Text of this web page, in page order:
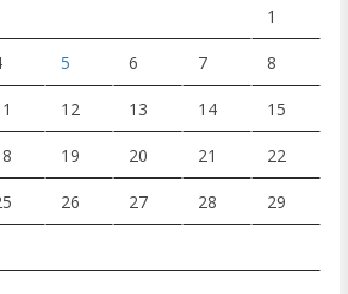
1
5 6 7 8
12 13 14 15
19 20 21 22
26 27 28 29